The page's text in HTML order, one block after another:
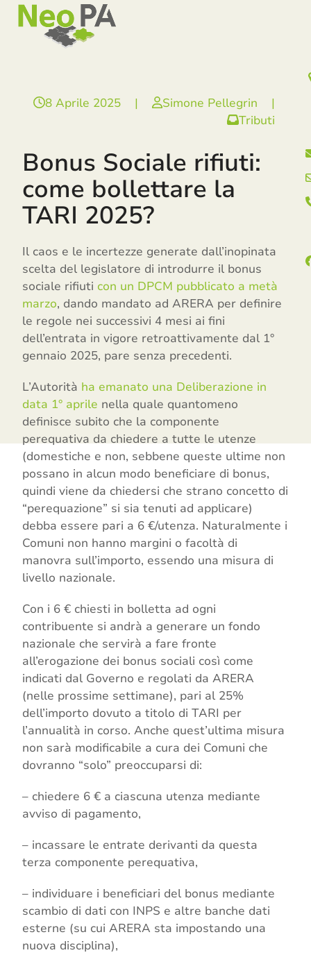
SkipOpen
mobile
menu
Close
mobile
menu
8 Aprile 2025 | Simone Pellegrin
|
Tributi
Bonus Sociale rifiuti:
come bollettare la
TARI 2025?
Il caos e le incertezze generate dall’inopinata
scelta del legislatore di introdurre il bonus
sociale rifiuti con un DPCM pubblicato a metà
marzo, dando mandato ad ARERA per definire
le regole nei successivi 4 mesi ai fini
dell’entrata in vigore retroattivamente dal 1°
gennaio 2025, pare senza precedenti.
L’Autorità ha emanato una Deliberazione in
data 1° aprile nella quale quantomeno
definisce subito che la componente
perequativa da chiedere a tutte le utenze
(domestiche e non, sebbene queste ultime non
possano in alcun modo beneficiare di bonus,
quindi viene da chiedersi che strano concetto di
“perequazione” si sia tenuti ad applicare)
debba essere pari a 6 €/utenza. Naturalmente i
Comuni non hanno margini o facoltà di
manovra sull’importo, essendo una misura di
livello nazionale.
Con i 6 € chiesti in bolletta ad ogni
contribuente si andrà a generare un fondo
nazionale che servirà a fare fronte
all’erogazione dei bonus sociali così come
indicati dal Governo e regolati da ARERA
(nelle prossime settimane), pari al 25%
dell’importo dovuto a titolo di TARI per
l’annualità in corso. Anche quest’ultima misura
non sarà modificabile a cura dei Comuni che
dovranno “solo” preoccuparsi di:
– chiedere 6 € a ciascuna utenza mediante
avviso di pagamento,
– incassare le entrate derivanti da questa
terza componente perequativa,
– individuare i beneficiari del bonus mediante
scambio di dati con INPS e altre banche dati
esterne (su cui ARERA sta impostando una
nuova disciplina),